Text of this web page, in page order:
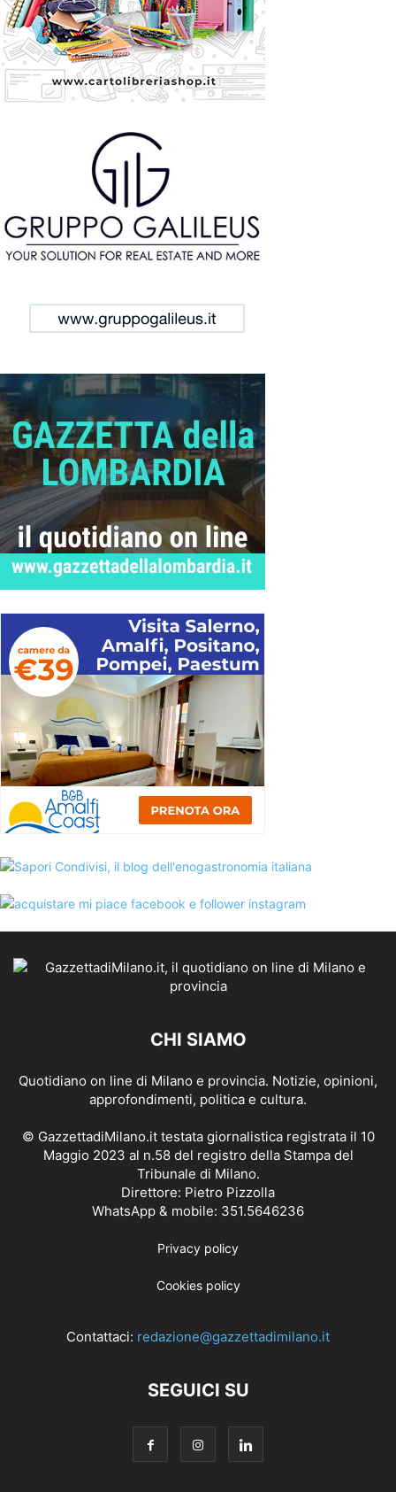
CHI SIAMO
Quotidiano on line di Milano e provincia. Notizie, opinioni,
approfondimenti, politica e cultura.
© GazzettadiMilano.it testata giornalistica registrata il 10
Maggio 2023 al n.58 del registro della Stampa del
Tribunale di Milano.
Direttore: Pietro Pizzolla
WhatsApp & mobile: 351.5646236
Privacy policy
Cookies policy
Contattaci: redazione@gazzettadimilano.it
SEGUICI SU